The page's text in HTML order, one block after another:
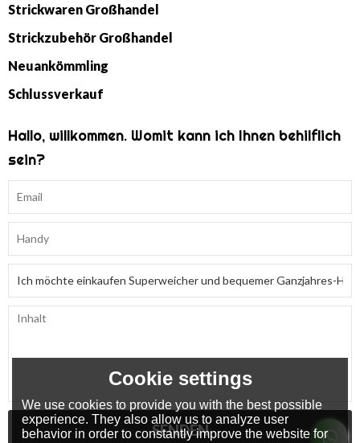
Strickwaren Großhandel
Strickzubehör Großhandel
Neuankömmling
Schlussverkauf
Hallo, willkommen. Womit kann ich Ihnen behilflich
sein?
SENDEN
Cookie settings
We use cookies to provide you with the best possible
experience. They also allow us to analyze user
behavior in order to constantly improve the website for